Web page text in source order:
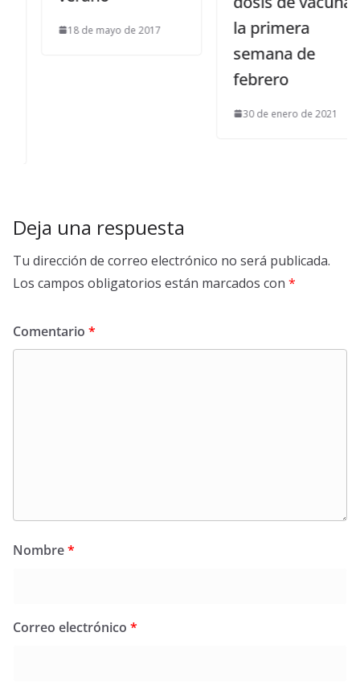
18 de mayo de 2017
la primera
semana de
febrero
30 de enero de 2021
Deja una respuesta
Tu dirección de correo electrónico no será publicada.
Los campos obligatorios están marcados con *
Comentario *
Nombre*
Correo electrónico *